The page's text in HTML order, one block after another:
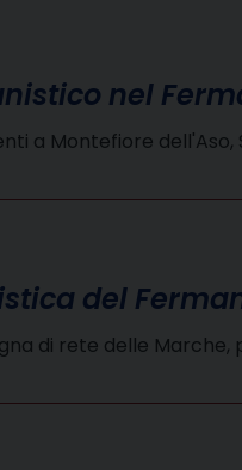
nel
a Montefiore dell'Aso,
del
di rete delle Marche,